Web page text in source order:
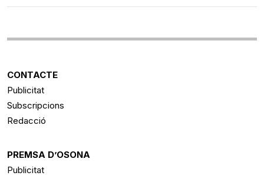
CONTACTE
Publicitat
Subscripcions
Redacció
PREMSA D’OSONA
Publicitat